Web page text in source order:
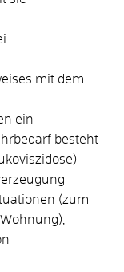
mit dem
ein
besteht
(zum